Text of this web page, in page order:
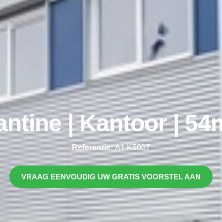
| Kantoor |
Referentie:A1.K5007
VRAAG EENVOUDIG UW GRATIS VOORSTEL AAN